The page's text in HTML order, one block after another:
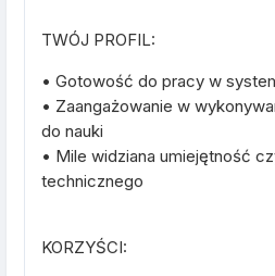
TWÓJ PROFIL:
• Gotowość do pracy w
• Zaangażowanie w
do nauki
• Mile widziana umiejętność
technicznego
KORZYŚCI: